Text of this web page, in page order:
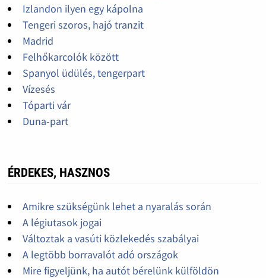
Izlandon ilyen egy kápolna
Tengeri szoros, hajó tranzit
Madrid
Felhőkarcolók között
Spanyol üdülés, tengerpart
Vízesés
Tóparti vár
Duna-part
ÉRDEKES, HASZNOS
Amikre szükségünk lehet a nyaralás során
A légiutasok jogai
Változtak a vasúti közlekedés szabályai
A legtöbb borravalót adó országok
Mire figyeljünk, ha autót bérelünk külföldön